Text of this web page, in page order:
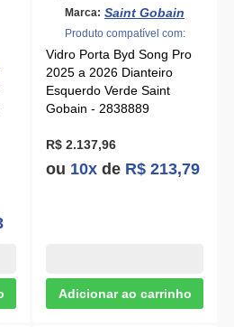
Marca: Saint Gobain
Produto compatível com:
Vidro Porta Byd Song Pro
2025 a 2026 Dianteiro
Esquerdo Verde Saint
Gobain - 2838889
R$ 2.137,96
ou 10x de R$ 213,79